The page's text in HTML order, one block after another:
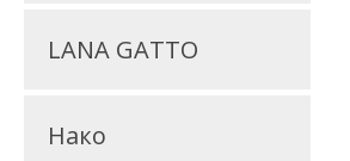
LANA GATTO
Нако